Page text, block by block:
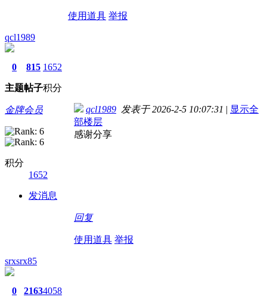
使用道具 举报
qcl1989
0
主题
815
帖子
1652
积分
金牌会员
积分
1652
发消息
qcl1989 发表于 2026-2-5 10:07:31 | 显示全
部楼层
感谢分享
回复
使用道具 举报
srxsrx85
0 21634058